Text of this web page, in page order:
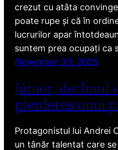
crezut cu atâta
poate rupe și că în
lucrurilor apar
suntem prea ocupați ca
November 30, 2025
Júnior, declinul
pierderea unui
Protagonistul lui Andrei
un tânăr talentat care